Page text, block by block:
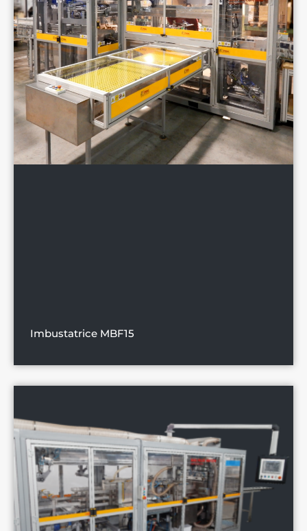
Imbustatrice MBF15